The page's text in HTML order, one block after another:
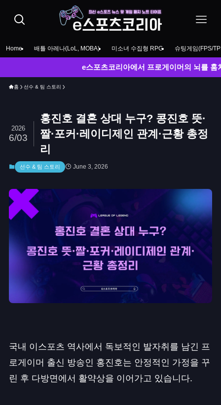
Home 배틀 아레나(LoL, MOBA) 미소녀 수집형 RPG 슈팅게임(FPS/
e스포츠코리아에서 프로게이머의 뇌를 훔쳐보세요!
홈 선수 & 팀 스토리
홍진호 결혼 상대 누구? 콩진호 뜻·
짤·포커·레이디제인 관계·근황 총정
리
2026
6/03
선수 & 팀 스토리 June 3, 2026
국내 이스포츠 역사에서 독보적인 발자취를 남긴 프
로게이머 출신 방송인 홍진호는 안정적인 가정을 꾸
린 후 다방면에서 활약상을 이어가고 있습니다.